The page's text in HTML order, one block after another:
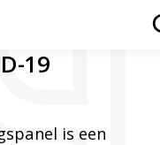
19
is een